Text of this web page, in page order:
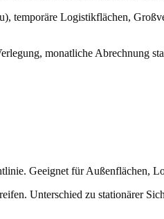
temporäre Logistikflächen,
monatliche Abrechnung
Geeignet für Außenflächen,
Unterschied zu stationärer